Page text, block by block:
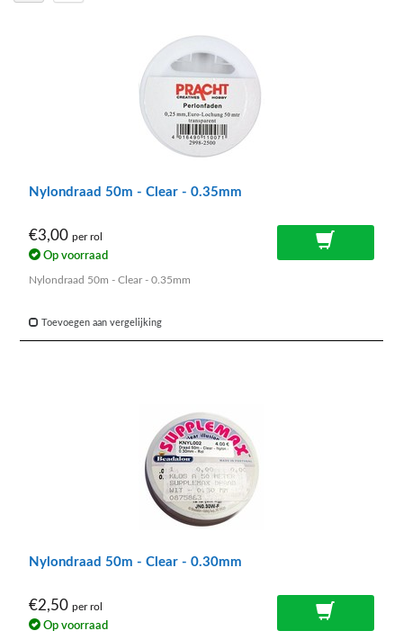
Nylondraad 50m - Clear - 0.35mm
€3,00 per rol
Op voorraad
Nylondraad 50m - Clear - 0.35mm
Toevoegen aan vergelijking
Nylondraad 50m - Clear - 0.30mm
€2,50 per rol
Op voorraad